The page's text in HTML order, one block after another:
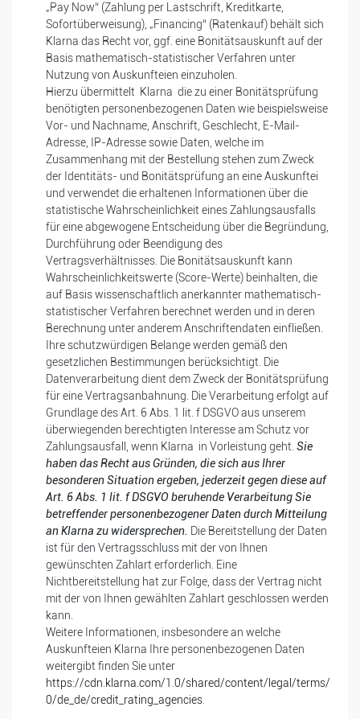
„Pay Now“ (Zahlung per Lastschrift, Kreditkarte,
Sofortüberweisung), „Financing“ (Ratenkauf) behält sich
Klarna das Recht vor, ggf. eine Bonitätsauskunft auf der
Basis mathematisch-statistischer Verfahren unter
Nutzung von Auskunfteien einzuholen.
Hierzu übermittelt Klarna die zu einer Bonitätsprüfung
benötigten personenbezogenen Daten wie beispielsweise
Vor- und Nachname, Anschrift, Geschlecht, E-Mail-
Adresse, IP-Adresse sowie Daten, welche im
Zusammenhang mit der Bestellung stehen zum Zweck
der Identitäts- und Bonitätsprüfung an eine Auskunftei
und verwendet die erhaltenen Informationen über die
statistische Wahrscheinlichkeit eines Zahlungsausfalls
für eine abgewogene Entscheidung über die Begründung,
Durchführung oder Beendigung des
Vertragsverhältnisses. Die Bonitätsauskunft kann
Wahrscheinlichkeitswerte (Score-Werte) beinhalten, die
auf Basis wissenschaftlich anerkannter mathematisch-
statistischer Verfahren berechnet werden und in deren
Berechnung unter anderem Anschriftendaten einfließen.
Ihre schutzwürdigen Belange werden gemäß den
gesetzlichen Bestimmungen berücksichtigt. Die
Datenverarbeitung dient dem Zweck der Bonitätsprüfung
für eine Vertragsanbahnung. Die Verarbeitung erfolgt auf
Grundlage des Art. 6 Abs. 1 lit. f DSGVO aus unserem
überwiegenden berechtigten Interesse am Schutz vor
Zahlungsausfall, wenn Klarna in Vorleistung geht. Sie
haben das Recht aus Gründen, die sich aus Ihrer
besonderen Situation ergeben, jederzeit gegen diese auf
Art. 6 Abs. 1 lit. f DSGVO beruhende Verarbeitung Sie
betreffender personenbezogener Daten durch Mitteilung
an Klarna zu widersprechen. Die Bereitstellung der Daten
ist für den Vertragsschluss mit der von Ihnen
gewünschten Zahlart erforderlich. Eine
Nichtbereitstellung hat zur Folge, dass der Vertrag nicht
mit der von Ihnen gewählten Zahlart geschlossen werden
kann.
Weitere Informationen, insbesondere an welche
Auskunfteien Klarna Ihre personenbezogenen Daten
weitergibt finden Sie unter
https://cdn.klarna.com/1.0/shared/content/legal/terms/
0/de_de/credit_rating_agencies